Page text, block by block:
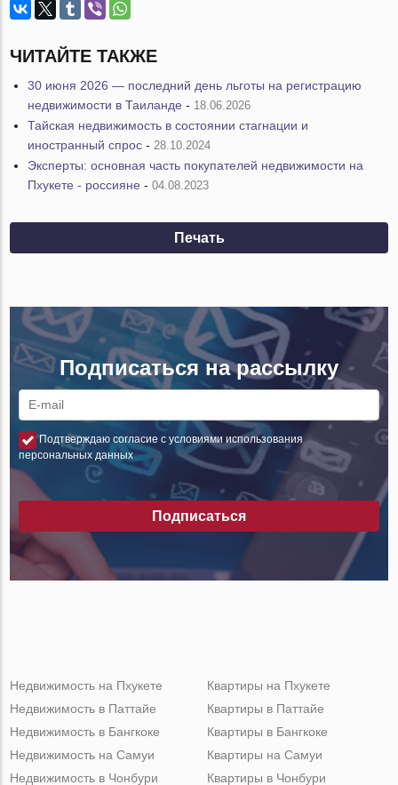
ЧИТАЙТЕ ТАКЖЕ
30 июня 2026 — последний день льготы на регистрацию
недвижимости в Таиланде - 18.06.2026
Тайская недвижимость в состоянии стагнации и
иностранный спрос - 28.10.2024
Эксперты: основная часть покупателей недвижимости на
Пхукете - россияне -04.08.2023
Печать
Подписаться на рассылку
Подтверждаю согласие с условиями использования
персональных данных
Подписаться
Недвижимость на Пхукете
Недвижимость в Паттайе
Недвижимость в Бангкоке
Недвижимость на Самуи
Недвижимость в Чонбури
Квартиры на Пхукете
Квартиры в Паттайе
Квартиры в Бангкоке
Квартиры на Самуи
Квартиры в Чонбури